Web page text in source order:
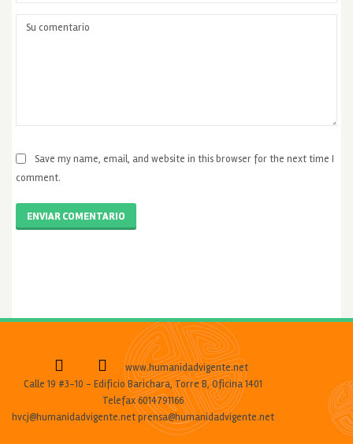
Save my name, email, and website in this browser for the next time I
comment.
ENVIAR COMENTARIO
www.humanidadvigente.net
Calle 19 #3-10 - Edificio Barichara, Torre B, Oficina 1401
Telefax 6014791166
hvcj@humanidadvigente.net prensa@humanidadvigente.net